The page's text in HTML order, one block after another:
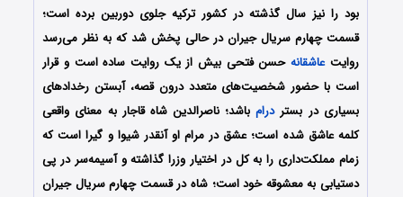
بود را نیز سال گذشته در کشور ترکیه جلوی دوربین برده است؛
قسمت چهارم سریال جیران در حالی پخش شد که به نظر می‌رسد
روایتعاشقانهحسن فتحی بیش از یک روایت ساده است و قرار
است با حضور شخصیت‌های متعدد درون قصه، آبستن رخدادهای
بسیاری در بستردرامباشد؛ ناصرالدین شاه قاجار به معنای واقعی
کلمه عاشق شده است؛ عشق در مرام او آنقدر شیوا و گیرا است که
زمام مملکت‌داری را به کل در اختیار وزرا گذاشته و آسیمه‌سر در پی
دستیابی به معشوقه خود است؛ شاه در قسمت چهارم سریال جیران